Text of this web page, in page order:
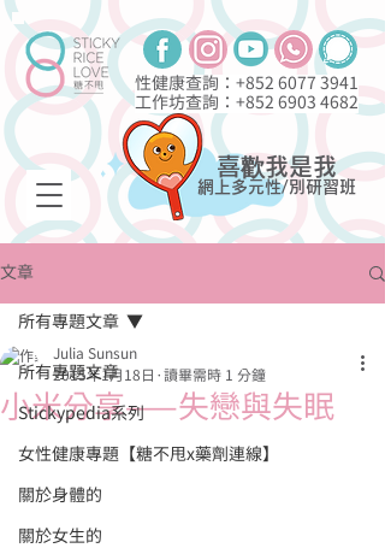
性健康查詢：+852 6077 3941
工作坊查詢：+852 6903 4682
喜歡我是我
網上多元性/別研習班
文章
所有專題文章
Stickypedia系列
女性健康專題【糖不甩x藥劑連線】
關於身體的
關於女生的
所有專題文章
小米分享——失戀與失眠
Julia Sunsun
2015年1月18日
讀畢需時 1 分鐘